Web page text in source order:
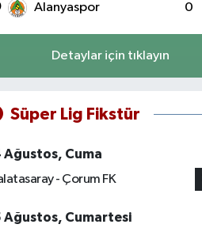
Alanyaspor 0
Detaylar için tıklayın
Süper Lig Fikstür
Ağustos, Cuma
- Çorum FK
Ağustos, Cumartesi